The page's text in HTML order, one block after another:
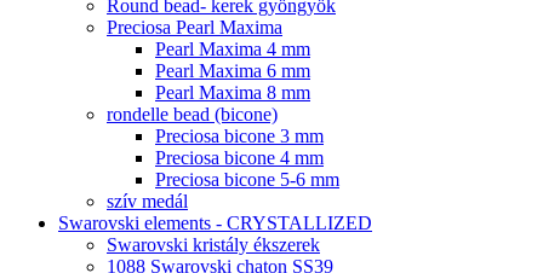
Round bead- kerek gyöngyök
Preciosa Pearl Maxima
Pearl Maxima 4 mm
Pearl Maxima 6 mm
Pearl Maxima 8 mm
rondelle bead (bicone)
Preciosa bicone 3 mm
Preciosa bicone 4 mm
Preciosa bicone 5-6 mm
szív medál
Swarovski elements - CRYSTALLIZED
Swarovski kristály ékszerek
1088 Swarovski chaton SS39